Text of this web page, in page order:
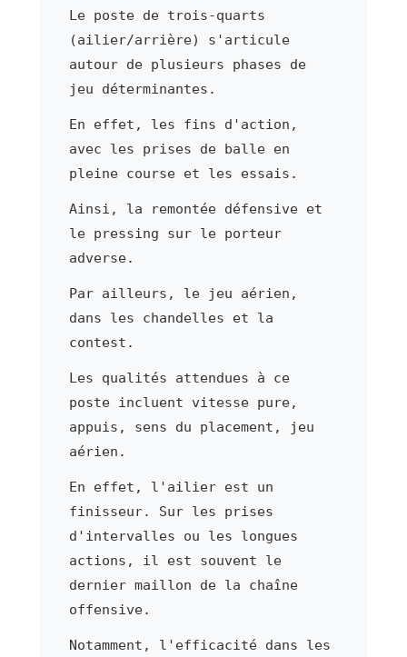
Le poste de trois-quarts
(ailier/arrière) s'articule
autour de plusieurs phases de
jeu déterminantes.
En effet, les fins d'action,
avec les prises de balle en
pleine course et les essais.
Ainsi, la remontée défensive et
le pressing sur le porteur
adverse.
Par ailleurs, le jeu aérien,
dans les chandelles et la
contest.
Les qualités attendues à ce
poste incluent vitesse pure,
appuis, sens du placement, jeu
aérien.
En effet, l'ailier est un
finisseur. Sur les prises
d'intervalles ou les longues
actions, il est souvent le
dernier maillon de la chaîne
offensive.
Notamment, l'efficacité dans les